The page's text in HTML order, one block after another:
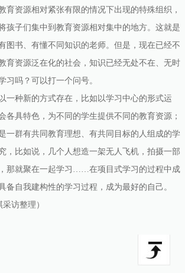
育资源相对紧张有限的情况下出现的特殊组织，
孩子们集中到教育资源相对集中的地方。这就是
书、有懂不同知识的老师。但是，现在已经不
育资源泛在化的社会，知识已经无处不在、无时
习吗？可以打一个问号。
一种新的方式存在，比如以学习中心的形式运
各具特色，为不同的学生提供不同的教育资源；
一群有共同教育理想、有共同目标的人组成的学
，比如说，几个人想造一架无人飞机，拍摄一部
那就聚在一起学习……在项目式学习的过程中成
备自我建构性的学习过程，成为最好的自己。
访整理）